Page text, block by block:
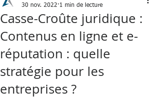
Casse-Croûte juridique :
Contenus en ligne et e-
réputation : quelle
stratégie pour les
entreprises ?
30 nov. 2022 1 min de lecture